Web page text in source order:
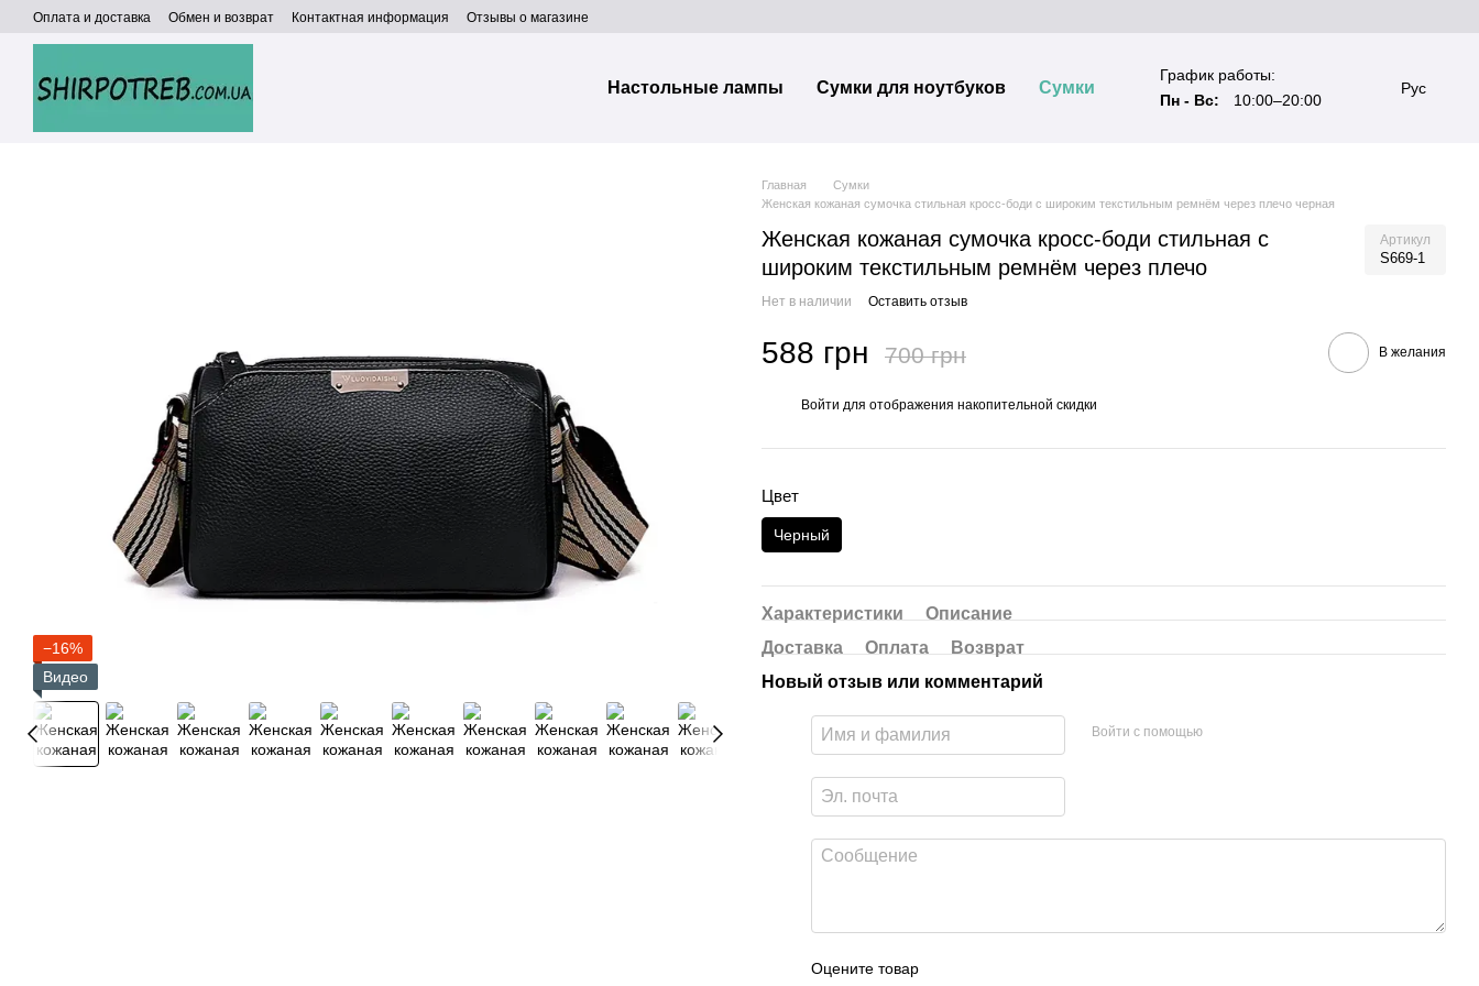
Перейти к основному контенту
Оплата и доставка Обмен и возврат Контактная информация Отзывы о магазине
Настольные лампы Сумки для ноутбуков Сумки
График работы:
Пн - Вс:
10:00–20:00
Рус
−16%
Видео
Главная
Сумки
Женская кожаная сумочка стильная кросс-боди с широким текстильным ремнём через плечо черная
Женская кожаная сумочка кросс-боди стильная с
широким текстильным ремнём через плечо
Артикул
S669-1
Нет в наличии Оставить отзыв
588 грн 700 грн В желания
Войти для отображения накопительной скидки
Цвет
Черный
Характеристики
Описание
Доставка
Оплата
Возврат
Новый отзыв или комментарий
Войти с помощью
Оцените товар